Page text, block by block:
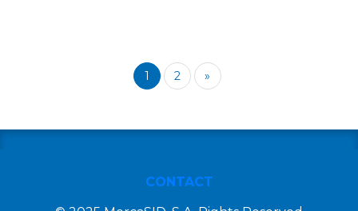
1 2 »
CONTACT